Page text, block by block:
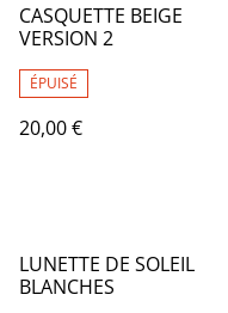
CASQUETTE BEIGE
VERSION 2
ÉPUISÉ
20,00 €
LUNETTE DE SOLEIL
BLANCHES